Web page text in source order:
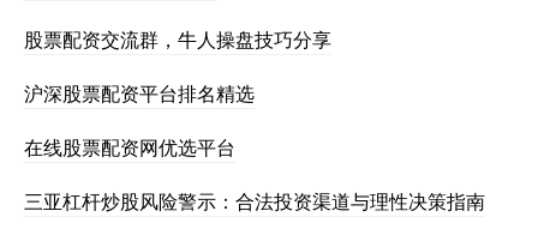
股票配资交流群，牛人操盘技巧分享
沪深股票配资平台排名精选
在线股票配资网优选平台
三亚杠杆炒股风险警示：合法投资渠道与理性决策指南